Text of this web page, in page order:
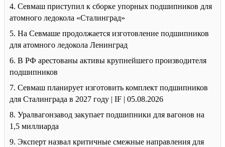
4. Севмаш приступил к сборке упорных подшипников для
атомного ледокола «Сталинград»
5. На Севмаше продолжается изготовление подшипников
для атомного ледокола Ленинград
6. В РФ арестованы активы крупнейшего производителя
подшипников
7. Севмаш планирует изготовить комплект подшипников
для Сталинграда в 2027 году | IF | 05.08.2026
8. Уралвагонзавод закупает подшипники для вагонов на
1,5 миллиарда
9. Эксперт назвал критичные смежные направления для